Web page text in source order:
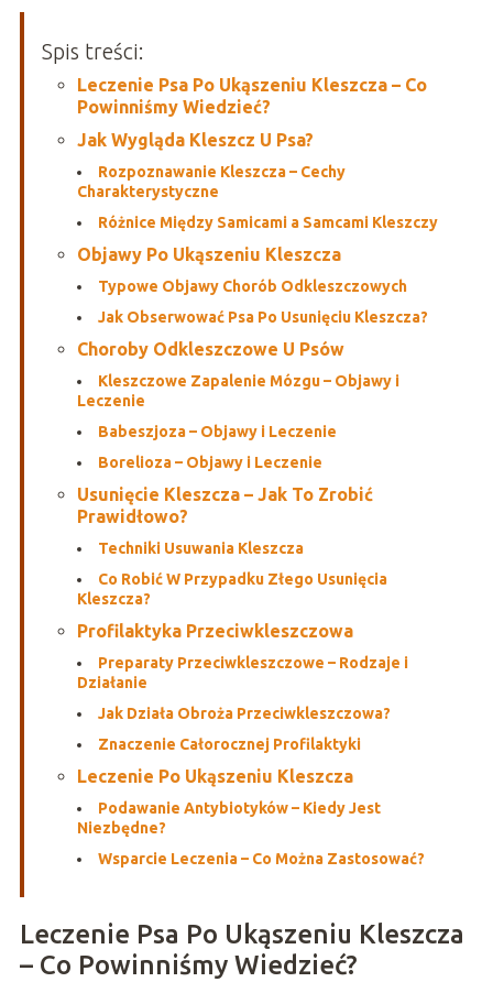
Spis treści:
Leczenie Psa Po Ukąszeniu Kleszcza – Co
Powinniśmy Wiedzieć?
Jak Wygląda Kleszcz U Psa?
Rozpoznawanie Kleszcza – Cechy
Charakterystyczne
Różnice Między Samicami a Samcami Kleszczy
Objawy Po Ukąszeniu Kleszcza
Typowe Objawy Chorób Odkleszczowych
Jak Obserwować Psa Po Usunięciu Kleszcza?
Choroby Odkleszczowe U Psów
Kleszczowe Zapalenie Mózgu – Objawy i
Leczenie
Babeszjoza – Objawy i Leczenie
Borelioza – Objawy i Leczenie
Usunięcie Kleszcza – Jak To Zrobić
Prawidłowo?
Techniki Usuwania Kleszcza
Co Robić W Przypadku Złego Usunięcia
Kleszcza?
Profilaktyka Przeciwkleszczowa
Preparaty Przeciwkleszczowe – Rodzaje i
Działanie
Jak Działa Obroża Przeciwkleszczowa?
Znaczenie Całorocznej Profilaktyki
Leczenie Po Ukąszeniu Kleszcza
Podawanie Antybiotyków – Kiedy Jest
Niezbędne?
Wsparcie Leczenia – Co Można Zastosować?
Leczenie Psa Po Ukąszeniu Kleszcza
– Co Powinniśmy Wiedzieć?